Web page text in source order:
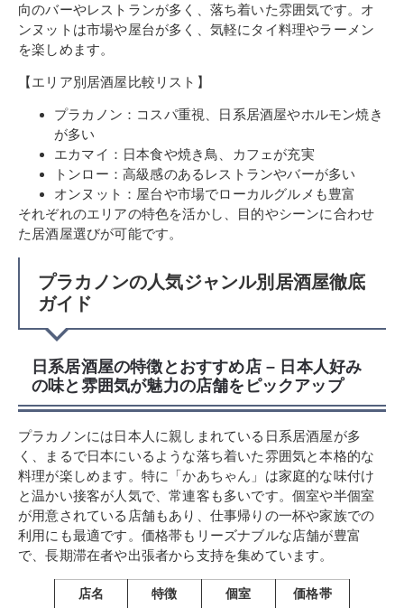
向のバーやレストランが多く、落ち着いた雰囲気です。オ
ンヌットは市場や屋台が多く、気軽にタイ料理やラーメン
を楽しめます。
【エリア別居酒屋比較リスト】
プラカノン：コスパ重視、日系居酒屋やホルモン焼き
が多い
エカマイ：日本食や焼き鳥、カフェが充実
トンロー：高級感のあるレストランやバーが多い
オンヌット：屋台や市場でローカルグルメも豊富
それぞれのエリアの特色を活かし、目的やシーンに合わせ
た居酒屋選びが可能です。
プラカノンの人気ジャンル別居酒屋徹底
ガイド
日系居酒屋の特徴とおすすめ店 – 日本人好み
の味と雰囲気が魅力の店舗をピックアップ
プラカノンには日本人に親しまれている日系居酒屋が多
く、まるで日本にいるような落ち着いた雰囲気と本格的な
料理が楽しめます。特に「かあちゃん」は家庭的な味付け
と温かい接客が人気で、常連客も多いです。個室や半個室
が用意されている店舗もあり、仕事帰りの一杯や家族での
利用にも最適です。価格帯もリーズナブルな店舗が豊富
で、長期滞在者や出張者から支持を集めています。
店名 特徴 個室 価格帯